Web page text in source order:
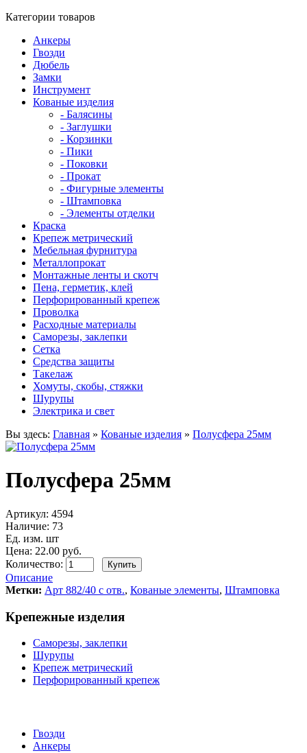
Категории товаров
Анкеры
Гвозди
Дюбель
Замки
Инструмент
Кованые изделия
- Балясины
- Заглушки
- Корзинки
- Пики
- Поковки
- Прокат
- Фигурные элементы
- Штамповка
- Элементы отделки
Краска
Крепеж метрический
Мебельная фурнитура
Металлопрокат
Монтажные ленты и скотч
Пена, герметик, клей
Перфорированный крепеж
Проволка
Расходные материалы
Саморезы, заклепки
Сетка
Средства защиты
Такелаж
Хомуты, скобы, стяжки
Шурупы
Электрика и свет
Вы здесь: Главная » Кованые изделия » Полусфера 25мм
Полусфера 25мм
Артикул: 4594
Наличие: 73
Ед. изм. шт
Цена: 22.00 руб.
Количество:
Описание
Метки: Арт 882/40 с отв., Кованые элементы, Штамповка
Крепежные изделия
Саморезы, заклепки
Шурупы
Крепеж метрический
Перфорированный крепеж
Гвозди
Анкеры